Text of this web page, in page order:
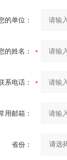
的单位：
的姓名：
系电话：
用邮箱：
省份：